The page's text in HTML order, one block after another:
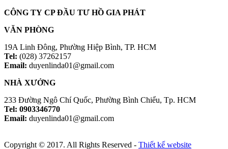
CÔNG TY CP ĐẦU TƯ HỒ GIA PHÁT
VĂN PHÒNG
19A Linh Đông, Phường Hiệp Bình, TP. HCM
Tel: (028) 37262157
Email: duyenlinda01@gmail.com
NHÀ XƯỞNG
233 Đường Ngô Chí Quốc, Phường Bình Chiểu, Tp. HCM
Tel: 0903346770
Email: duyenlinda01@gmail.com
Copyright © 2017. All Rights Reserved - Thiết kế website